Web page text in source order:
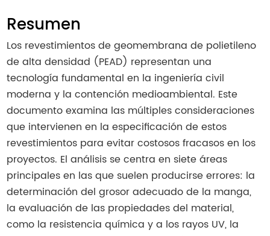
Resumen
Los revestimientos de geomembrana de polietileno
de alta densidad (PEAD) representan una
tecnología fundamental en la ingeniería civil
moderna y la contención medioambiental. Este
documento examina las múltiples consideraciones
que intervienen en la especificación de estos
revestimientos para evitar costosos fracasos en los
proyectos. El análisis se centra en siete áreas
principales en las que suelen producirse errores: la
determinación del grosor adecuado de la manga,
la evaluación de las propiedades del material,
como la resistencia química y a los rayos UV, la